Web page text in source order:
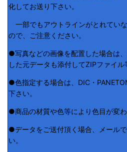
化してお送り下さい。
一部でもアウトラインがとれてい
ので、ご注意ください。
●写真などの画像を配置した場合は
した元データも添付してZIPファイル
●色指定する場合は、DIC・
下さい。
●商品の材質や色等により色目が変わ
●データをご送付頂く場合、メール
い。